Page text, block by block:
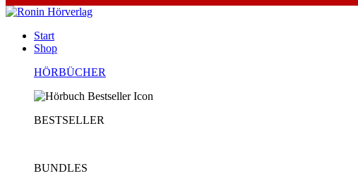
Start
Shop
HÖRBÜCHER
BESTSELLER
BUNDLES